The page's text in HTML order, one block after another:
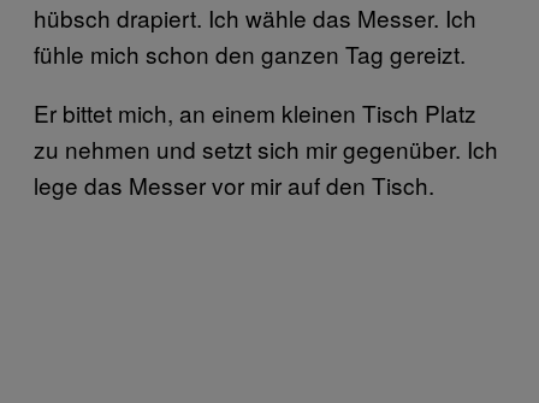
hübsch drapiert. Ich wähle das Messer. Ich
fühle mich schon den ganzen Tag gereizt.
Er bittet mich, an einem kleinen Tisch Platz
zu nehmen und setzt sich mir gegenüber. Ich
lege das Messer vor mir auf den Tisch.